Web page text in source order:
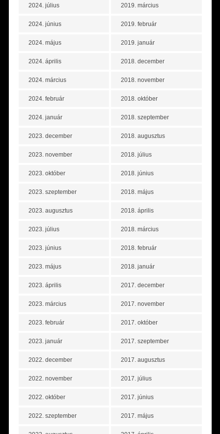
2024. július
2024. június
2024. május
2024. április
2024. március
2024. február
2024. január
2023. december
2023. november
2023. október
2023. szeptember
2023. augusztus
2023. július
2023. június
2023. május
2023. április
2023. március
2023. február
2023. január
2022. december
2022. november
2022. október
2022. szeptember
2019. március
2019. február
2019. január
2018. december
2018. november
2018. október
2018. szeptember
2018. augusztus
2018. július
2018. június
2018. május
2018. április
2018. március
2018. február
2018. január
2017. december
2017. november
2017. október
2017. szeptember
2017. augusztus
2017. július
2017. június
2017. május